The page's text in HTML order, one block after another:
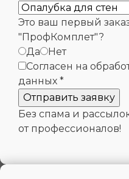
Это ваш первый
"ПрофКомплет"?
Да
Нет
Согласен на
данных *
Без спама и
от профессионалов!